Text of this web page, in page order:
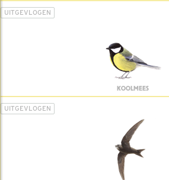
UITGEVLOGEN
KOOLMEES
UITGEVLOGEN